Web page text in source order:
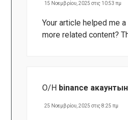
15 Νοεμβρίου, 2025 στις 10:53 πμ
Your article helped me
more related content?
Ο/Η binance
25 Νοεμβρίου, 2025 στις 8:25 πμ